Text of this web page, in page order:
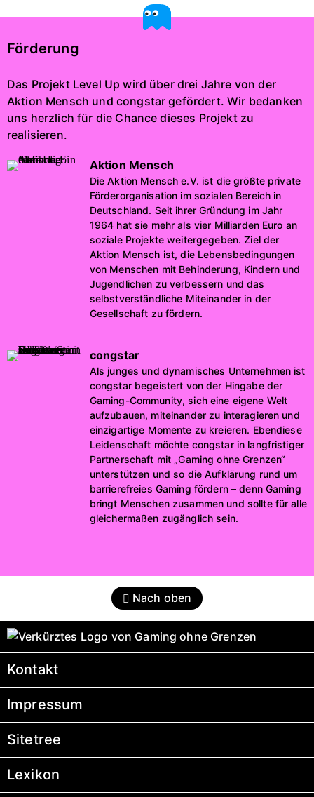
Förderung
Das Projekt Level Up wird über drei Jahre von der
Aktion Mensch und congstar gefördert. Wir bedanken
uns herzlich für die Chance dieses Projekt zu
realisieren.
Aktion Mensch
Die Aktion Mensch e.V. ist die größte private
Förderorganisation im sozialen Bereich in
Deutschland. Seit ihrer Gründung im Jahr
1964 hat sie mehr als vier Milliarden Euro an
soziale Projekte weitergegeben. Ziel der
Aktion Mensch ist, die Lebensbedingungen
von Menschen mit Behinderung, Kindern und
Jugendlichen zu verbessern und das
selbstverständliche Miteinander in der
Gesellschaft zu fördern.
congstar
Als junges und dynamisches Unternehmen ist
congstar begeistert von der Hingabe der
Gaming-Community, sich eine eigene Welt
aufzubauen, miteinander zu interagieren und
einzigartige Momente zu kreieren. Ebendiese
Leidenschaft möchte congstar in langfristiger
Partnerschaft mit „Gaming ohne Grenzen“
unterstützen und so die Aufklärung rund um
barrierefreies Gaming fördern – denn Gaming
bringt Menschen zusammen und sollte für alle
gleichermaßen zugänglich sein.
Nach oben
Kontakt
Impressum
Sitetree
Lexikon